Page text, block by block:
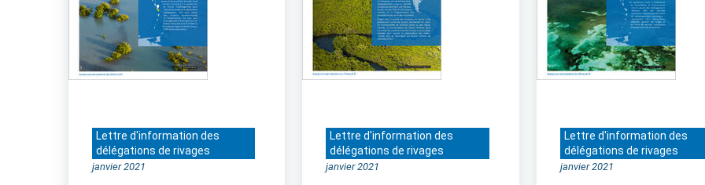
Lettre d'information des
délégations de rivages
janvier 2021
Lettre d'information des
délégations de rivages
janvier 2021
Lettre d'information des
délégations de rivages
janvier 2021